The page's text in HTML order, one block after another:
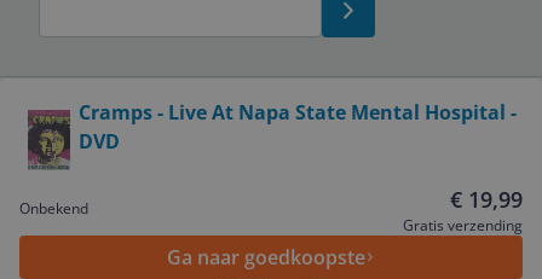
Cramps - Live At Napa State Mental Hospital -
DVD
Onbekend € 19,99
Gratis verzending
Ga naar goedkoopste
Service